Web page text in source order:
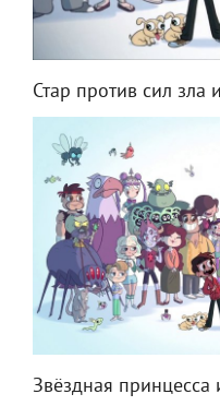
Стар против сил зла
Звёздная принцесса